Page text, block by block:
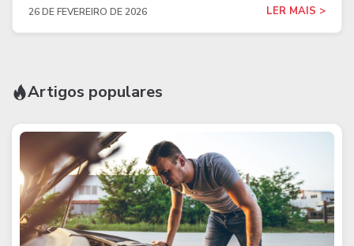
26 DE FEVEREIRO DE 2026 LER MAIS >
Artigos populares